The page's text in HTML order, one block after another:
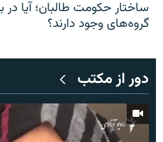
ساختار حکومت طالبان؛ آیا
گروه‌های وجود دارند؟
دور از مکتب